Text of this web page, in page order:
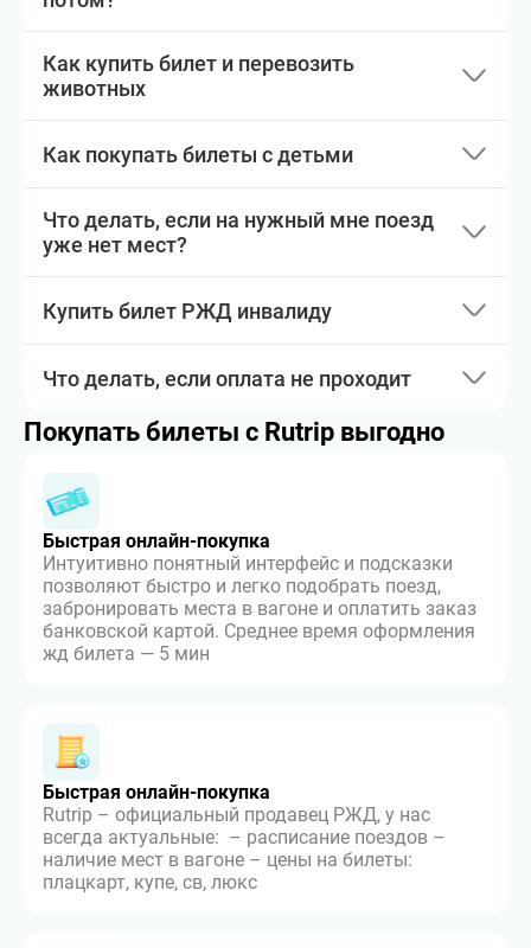
Как купить билет и перевозить
животных
Как покупать билеты с детьми
Что делать, если на нужный мне поезд
уже нет мест?
Купить билет РЖД инвалиду
Что делать, если оплата не проходит
Покупать билеты с Rutrip выгодно
Быстрая онлайн-покупка
Интуитивно понятный интерфейс и подсказки
позволяют быстро и легко подобрать поезд,
забронировать места в вагоне и оплатить заказ
банковской картой. Среднее время оформления
жд билета — 5 мин
Быстрая онлайн-покупка
Rutrip – официальный продавец РЖД, у нас
всегда актуальные: – расписание поездов –
наличие мест в вагоне – цены на билеты:
плацкарт, купе, св, люкс